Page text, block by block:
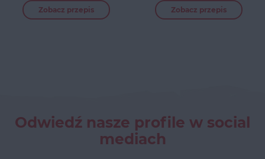
Zobacz przepis Zobacz przepis
Odwiedź nasze profile w social
mediach